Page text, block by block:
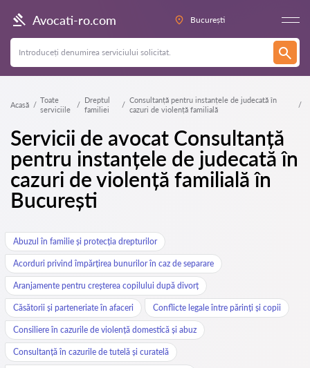
Avocati-ro.com București
Acasă
Toate
serviciile
Dreptul
familiei
Consultanță pentru instanțele de judecată în
cazuri de violență familială
Servicii de avocat Consultanță
pentru instanțele de judecată în
cazuri de violență familială în
București
Abuzul în familie și protecția drepturilor
Acorduri privind împărțirea bunurilor în caz de separare
Aranjamente pentru creșterea copilului după divorț
Căsătorii și parteneriate în afaceri Conflicte legale între părinți și copii
Consiliere în cazurile de violență domestică și abuz
Consultanță în cazurile de tutelă și curatelă